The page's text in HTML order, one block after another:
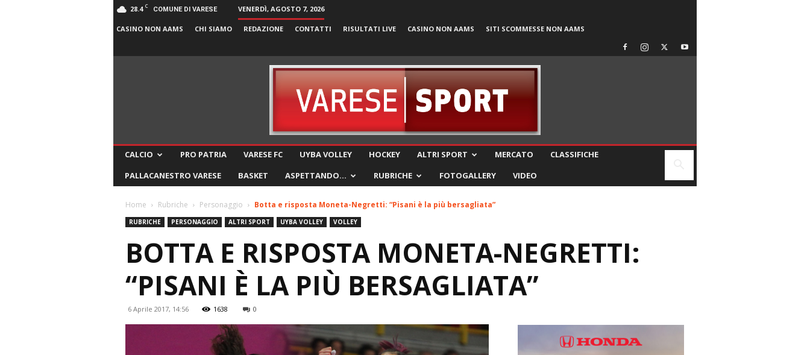
28.4 C COMUNE DI VARESE VENERDÌ, AGOSTO 7, 2026
CASINO NON AAMS CHI SIAMO REDAZIONE CONTATTI RISULTATI LIVE CASINO NON AAMS SITI SCOMMESSE NON AAMS
CALCIO PRO PATRIA VARESE FC UYBA VOLLEY HOCKEY ALTRI SPORT MERCATO
CLASSIFICHE
PALLACANESTRO VARESE
BASKET ASPETTANDO… RUBRICHE FOTOGALLERY VIDEO
Home Rubriche Personaggio Botta e risposta Moneta-Negretti: “Pisani è la più bersagliata”
RUBRICHE PERSONAGGIO ALTRI SPORT UYBA VOLLEY VOLLEY
BOTTA E RISPOSTA MONETA-NEGRETTI:
“PISANI È LA PIÙ BERSAGLIATA”
6 Aprile 2017, 14:56 1638 0